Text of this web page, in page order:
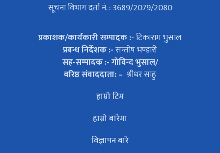
सूचना विभाग दर्ता नं. : 3689/2079/2080
प्रकाशक/कार्यकारी सम्पादक :-टिकाराम भुसाल
प्रबन्ध निर्देशक :-सन्तोष भण्डारी
सह-सम्पादक :- गोविन्द भुसाल/
बरिष्ठ संवाददाता: – श्रीधर साहु
हाम्रो टिम
हाम्रो बारेमा
विज्ञापन बारे